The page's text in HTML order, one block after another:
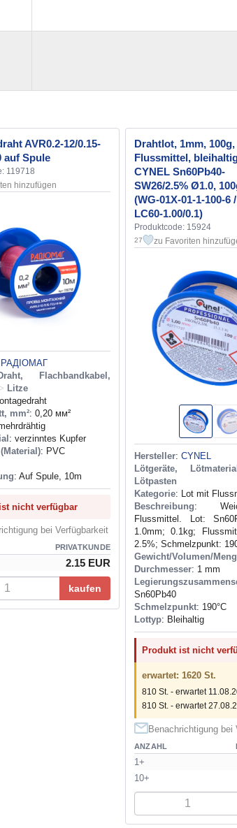
AVR0.2-12/0.15-
auf Spule
119718
hinzufügen
РАДІОМАГ
Flachbandkabel,
> Litze
mm²: 0,20 мм²
: verzinntes Kupfer
: PVC
: Auf Spule, 10m
nicht verfügbar
bei Verfügbarkeit
PRIVATKUNDE
2.15 EUR
kaufen
Drahtlot, 1mm,
Flussmittel,
CYNEL Sn60Pb40-
SW26/2.5% Ø1.0,
(WG-01X-01-1-100-6 /
LC60-1.00/0.1)
Produktcode: 15924
27 zu Favoriten
Hersteller: CYNEL
Lötgeräte, Lötmaterial
Lötpasten
Kategorie: Lot mit
Beschreibung:
Flussmittel. Lot:
1.0mm; 0.1kg;
2.5%; Schmelzpunkt:
Gewicht/Volumen/
Durchmesser: 1 mm
Sn60Pb40
Schmelzpunkt: 190°С
Lottyp: Bleihaltig
Produkt ist nicht
erwartet: 1620 St.
810 St. - erwartet
810 St. - erwartet
Benachrichtigung bei
ANZAHL
1+
10+